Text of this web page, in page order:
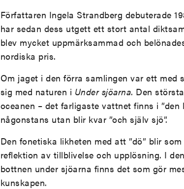
Författaren Ingela Strandberg debuterade
har sedan dess utgett ett stort antal
blev mycket uppmärksammad och
nordiska pris.
Om jaget i den förra samlingen var ett
sig med naturen i Under sjöarna. Den
oceanen – det farligaste vattnet finns i
någonstans utan blir kvar ”och själv sjö”.
Den fonetiska likheten med att ”dö” blir
reflektion av tillblivelse och upplösning. I
bottnen under sjöarna finns det som gör
kunskapen.